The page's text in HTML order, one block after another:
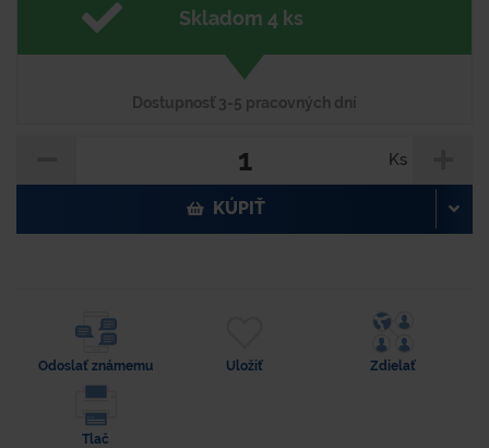
Skladom 4 ks
Dostupnosť 3-5 pracovných dní
Ks
KÚPIŤ
Odoslať známemu Uložiť Zdielať
Tlač